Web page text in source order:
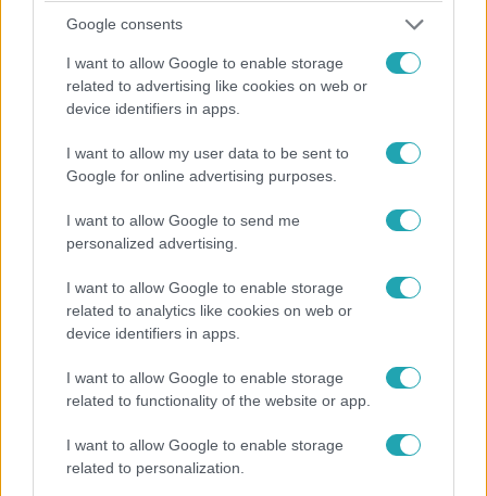
Google consents
I want to allow Google to enable storage
related to advertising like cookies on web or
device identifiers in apps.
I want to allow my user data to be sent to
Google for online advertising purposes.
I want to allow Google to send me
personalized advertising.
I want to allow Google to enable storage
related to analytics like cookies on web or
device identifiers in apps.
I want to allow Google to enable storage
related to functionality of the website or app.
I want to allow Google to enable storage
related to personalization.
2024. június 19. 14:46
Károly egyetlen dolgot nem tud megbocsátani
Van azonban valaki, akivel Harrynek még az apjánál is